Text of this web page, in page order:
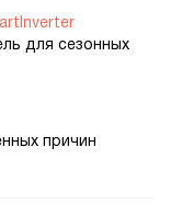
для сезонных
причин